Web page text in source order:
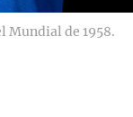
Mundial de 1958.